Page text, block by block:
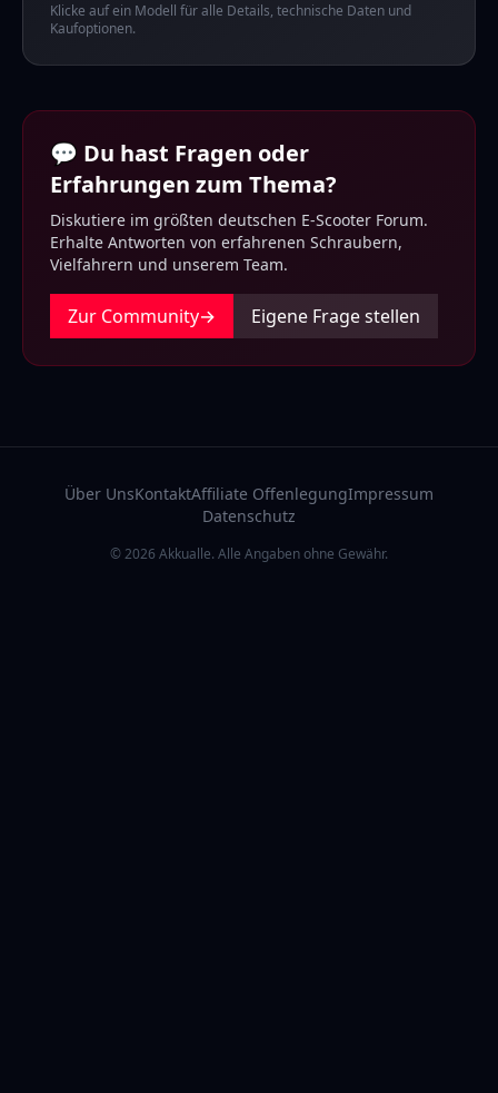
Klicke auf ein Modell für alle Details, technische Daten und
Kaufoptionen.
💬 Du hast Fragen oder
Erfahrungen zum Thema?
Diskutiere im größten deutschen E-Scooter Forum.
Erhalte Antworten von erfahrenen Schraubern,
Vielfahrern und unserem Team.
Zur Community→ Eigene Frage stellen
Über UnsKontaktAffiliate OffenlegungImpressum
Datenschutz
© 2026 Akkualle. Alle Angaben ohne Gewähr.